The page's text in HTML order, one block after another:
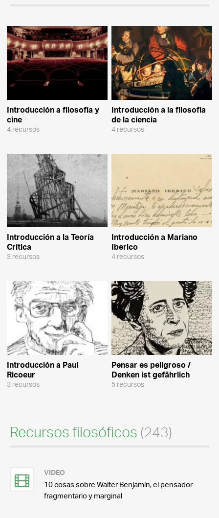
Introducción a filosofía y
cine
4 recursos
Introducción a la filosofía
de la ciencia
4 recursos
Introducción a la Teoría
Crítica
3 recursos
Introducción a Mariano
Iberico
4 recursos
Introducción a Paul
Ricoeur
3 recursos
Pensar es peligroso /
Denken ist gefährlich
5 recursos
Recursos filosóficos (243)
VIDEO
10 cosas sobre Walter Benjamin, el pensador
fragmentario y marginal